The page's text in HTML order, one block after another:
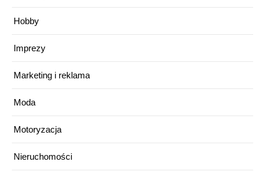
Hobby
Imprezy
Marketing i reklama
Moda
Motoryzacja
Nieruchomości